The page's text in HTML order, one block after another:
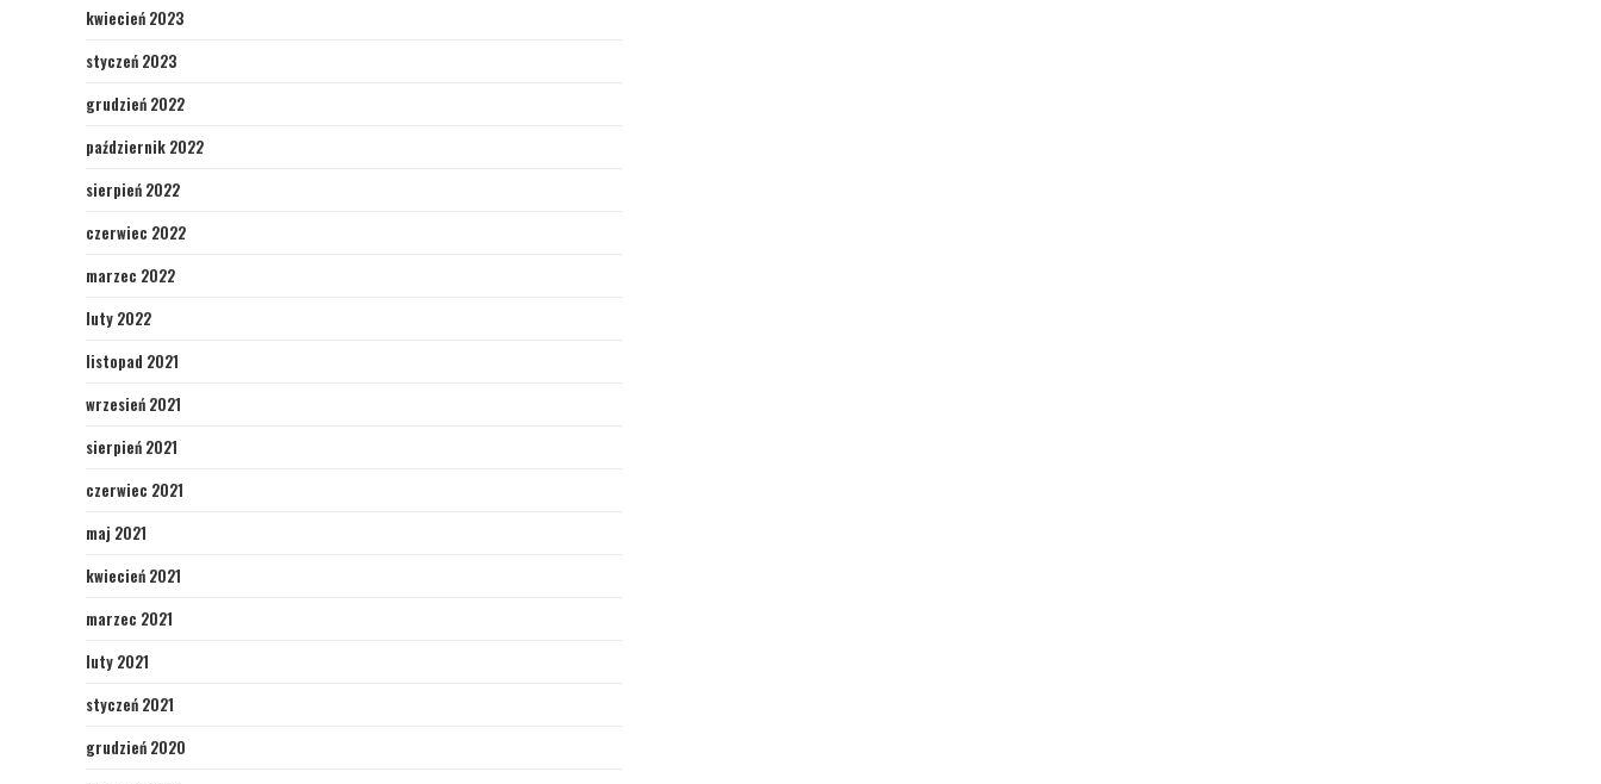
kwiecień 2023
styczeń 2023
grudzień 2022
październik 2022
sierpień 2022
czerwiec 2022
marzec 2022
luty 2022
listopad 2021
wrzesień 2021
sierpień 2021
czerwiec 2021
maj 2021
kwiecień 2021
marzec 2021
luty 2021
styczeń 2021
grudzień 2020